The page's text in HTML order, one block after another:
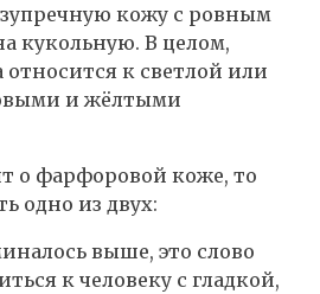
кожу с ровным
кукольную. В целом,
к светлой или
и жёлтыми
о фарфоровой коже, то
одно из двух:
выше, это слово
к человеку с гладкой,